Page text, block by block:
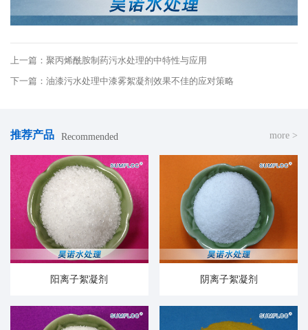
上一篇：聚丙烯酰胺制药污水处理的中特性与应用
下一篇：油漆污水处理中漆雾絮凝剂效果不佳的应对策略
推荐产品 Recommended more >
阳离子絮凝剂 阴离子絮凝剂